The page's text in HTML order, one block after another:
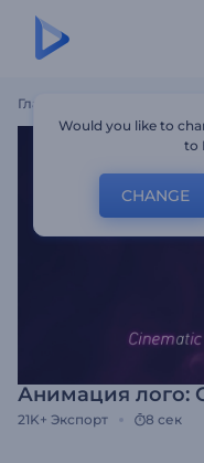
Главная
Анимация лого:
21K+ Экспорт 8 сек
Would you like to
to
CHANGE